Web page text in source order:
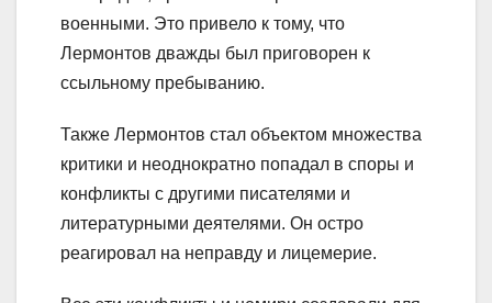
военными. Это привело к тому, что
Лермонтов дважды был приговорен к
ссыльному пребыванию.
Также Лермонтов стал объектом множества
критики и неоднократно попадал в споры и
конфликты с другими писателями и
литературными деятелями. Он остро
реагировал на неправду и лицемерие.